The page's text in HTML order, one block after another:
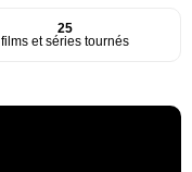
25
films et séries tournés